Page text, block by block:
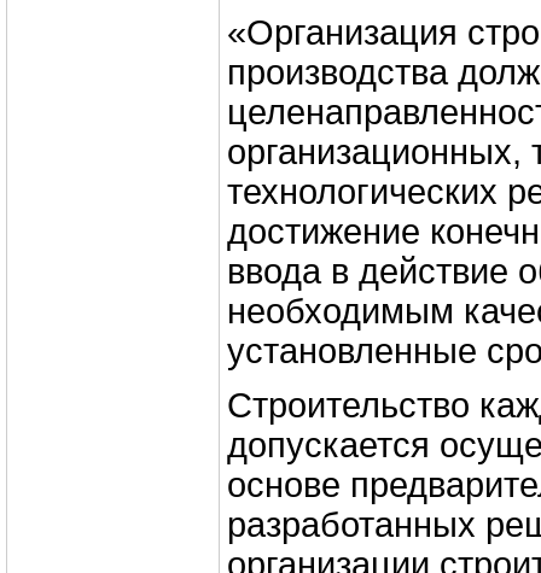
«Организация
производства
организационных,
технологических
достижение
ввода в действие
необходимым
установленные
Строительство
допускается
основе
разработанных
организации